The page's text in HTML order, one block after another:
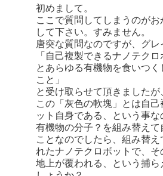
初めまして。
ここで質問してしまうのが
して下さい。すみません。
唐突な質問なのですが、グ
「自己複製できるナノテク
とあらゆる有機物を食いつ
こと」
と受け取らせて頂きましたが、
この「灰色の軟塊」とは自
ット自身である、という事な
有機物の分子？を組み替え
ことなのでしたら、組み替
れたナノテクロボットで、
地上が覆われる、という捕